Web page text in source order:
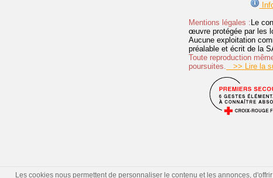
Mentions légales : Le
œuvre protégée par les
Aucune exploitation
préalable et écrit de la
Toute reproduction
poursuites. >> Lire la
Les cookies nous permettent de personnaliser le contenu et les annonces,